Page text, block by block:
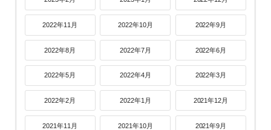
2022年11月 2022年10月 2022年9月
2022年8月 2022年7月 2022年6月
2022年5月 2022年4月 2022年3月
2022年2月 2022年1月 2021年12月
2021年11月 2021年10月 2021年9月